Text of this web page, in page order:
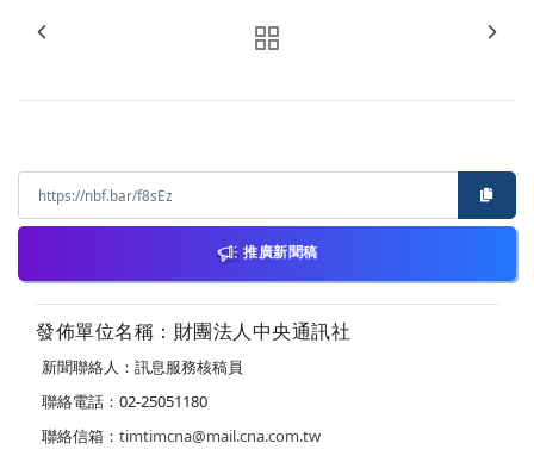
推廣新聞稿
發佈單位名稱：財團法人中央通訊社
新聞聯絡人：訊息服務核稿員
聯絡電話：02-25051180
聯絡信箱： timtimcna@mail.cna.com.tw